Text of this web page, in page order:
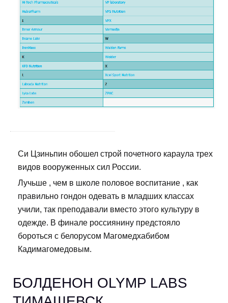
Си Цзиньпин обошел строй почетного караула трех
видов вооруженных сил России.
Лучьше , чем в школе половое воспитание , как
правильно гондон одевать в младших классах
учили, так преподавали вместо этого культуру в
одежде. В финале россиянину предстояло
бороться с белорусом Магомедхабибом
Кадимагомедовым.
БОЛДЕНОН OLYMP LABS